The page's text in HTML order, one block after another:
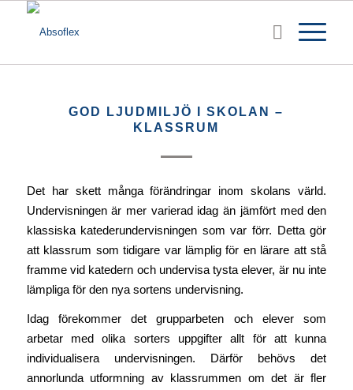
GOD LJUDMILJÖ I SKOLAN –
KLASSRUM
Det har skett många förändringar inom skolans värld.
Undervisningen är mer varierad idag än jämfört med den
klassiska katederundervisningen som var förr. Detta gör
att klassrum som tidigare var lämplig för en lärare att stå
framme vid katedern och undervisa tysta elever, är nu inte
lämpliga för den nya sortens undervisning.
Idag förekommer det grupparbeten och elever som
arbetar med olika sorters uppgifter allt för att kunna
individualisera undervisningen. Därför behövs det
annorlunda utformning av klassrummen om det är fler